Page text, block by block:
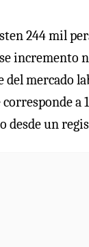
244 mil
incremento
del mercado
a
desde un